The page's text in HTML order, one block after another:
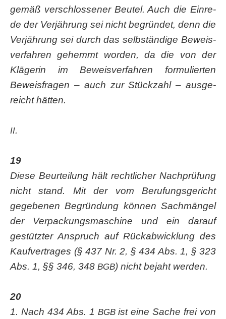
ge­mäß ver­schlos­se­ner Beu­tel. Auch die Ein­re­
de der Ver­jäh­rung sei nicht begrün­det, denn die
Ver­jäh­rung sei durch das selb­stän­di­ge Beweis­
ver­fah­ren gehemmt wor­den, da die von der
Klä­ge­rin im Beweis­ver­fah­ren for­mu­lier­ten
Beweis­fra­gen – auch zur Stück­zahl – aus­ge­
reicht hätten.
II.
19
Die­se Beur­tei­lung hält recht­li­cher Nach­prü­fung
nicht stand. Mit der vom Beru­fungs­ge­richt
gege­be­nen Begrün­dung kön­nen Sach­män­gel
der Ver­pa­ckungs­ma­schi­ne und ein dar­auf
gestütz­ter Anspruch auf Rück­ab­wick­lung des
Kauf­ver­tra­ges (§ 437 Nr. 2, § 434 Abs. 1, § 323
Abs. 1, §§ 346, 348 BGB) nicht bejaht werden.
20
1. Nach 434 Abs. 1 BGBist eine Sache frei von